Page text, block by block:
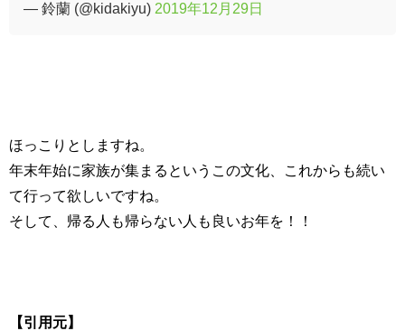
— 鈴蘭 (@kidakiyu) 2019年12月29日
ほっこりとしますね。
年末年始に家族が集まるというこの文化、これからも続い
て行って欲しいですね。
そして、帰る人も帰らない人も良いお年を！！
【引用元】